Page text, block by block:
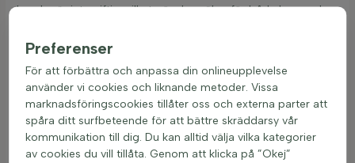
bambu är inte giftig, vilket gör den säker för både barn och
inte, men dess täta och frodiga bladverk ger en hög
kan enkelt kombineras med andra växter för att öka
trädgårdens biodiversitet. Den lockar fåglar och insekter,
vilket bidrar till en levande och dynamisk miljö. Vid plantering
är det viktigt att tänka på plantans storlek för att bestämma
antalet plantor per meter. För en tät häck rekommenderas
det att plantera flera exemplar per meter. Fargesia murielae
Preferenser
För att förbättra och anpassa din onlineupplevelse
använder vi cookies och liknande metoder. Vissa
marknadsföringscookies tillåter oss och externa parter att
spåra ditt surfbeteende för att bättre skräddarsy vår
kommunikation till dig. Du kan alltid välja vilka kategorier
av cookies du vill tillåta. Genom att klicka på ”Okej”